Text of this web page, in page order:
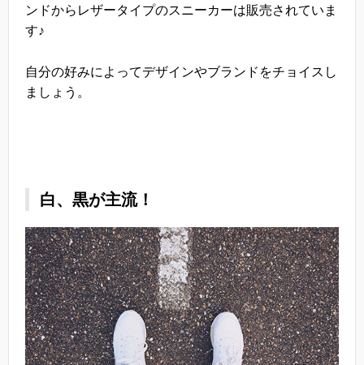
ンドからレザータイプのスニーカーは販売されていま
す♪
自分の好みによってデザインやブランドをチョイスし
ましょう。
白、黒が主流！